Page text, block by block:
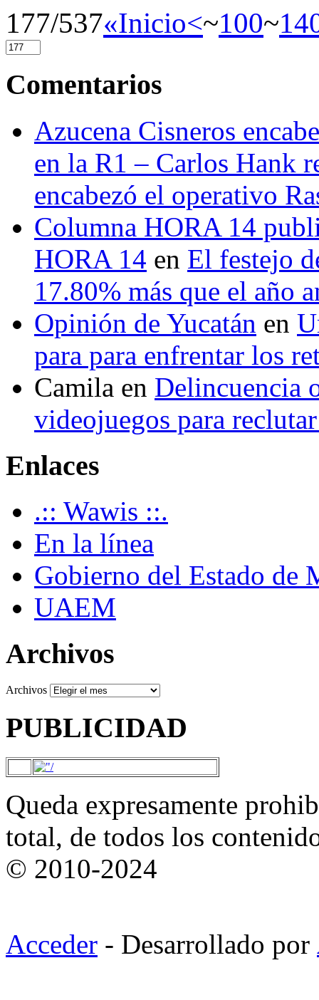
177/537«Inicio<~100~
Comentarios
Azucena Cisneros
en la R1 – Carlos Hank
encabezó el operativo
Columna HORA 14
HORA 14 en El festejo
17.80% más que el año
Opinión de Yucatán en
para para enfrentar los
Camila en Delincuencia
videojuegos para
Enlaces
.:: Wawis ::.
En la línea
Gobierno del Estado de
UAEM
Archivos
Archivos
PUBLICIDAD
Queda expresamente
total, de todos los
© 2010-2024
Acceder - Desarrollado por